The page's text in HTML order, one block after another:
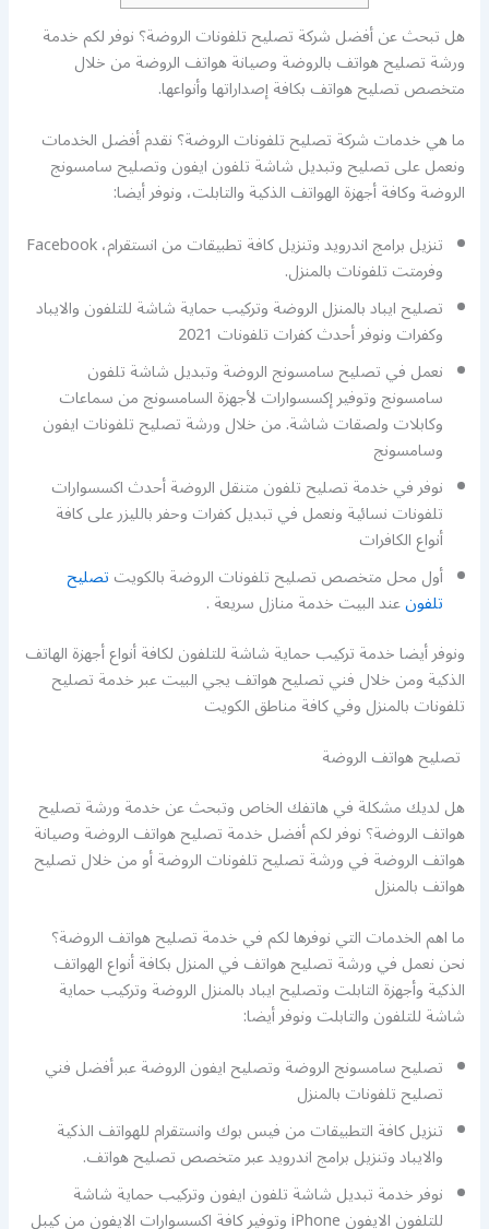
هل تبحث عن أفضل شركة تصليح تلفونات الروضة؟ نوفر لكم خدمة
ورشة تصليح هواتف بالروضة وصيانة هواتف الروضة من خلال
متخصص تصليح هواتف بكافة إصداراتها وأنواعها.
ما هي خدمات شركة تصليح تلفونات الروضة؟ نقدم أفضل الخدمات
ونعمل على تصليح وتبديل شاشة تلفون ايفون وتصليح سامسونج
الروضة وكافة أجهزة الهواتف الذكية والتابلت، ونوفر أيضا:
تنزيل برامج اندرويد وتنزيل كافة تطبيقات من انستقرام، Facebook
وفرمتت تلفونات بالمنزل.
تصليح ايباد بالمنزل الروضة وتركيب حماية شاشة للتلفون والايباد
وكفرات ونوفر أحدث كفرات تلفونات 2021
نعمل في تصليح سامسونج الروضة وتبديل شاشة تلفون
سامسونج وتوفير إكسسوارات لأجهزة السامسونج من سماعات
وكابلات ولصقات شاشة. من خلال ورشة تصليح تلفونات ايفون
وسامسونج
نوفر في خدمة تصليح تلفون متنقل الروضة أحدث اكسسوارات
تلفونات نسائية ونعمل في تبديل كفرات وحفر بالليزر على كافة
أنواع الكافرات
أول محل متخصص تصليح تلفونات الروضة بالكويتتصليح
تلفونعند البيت خدمة منازل سريعة .
ونوفر أيضا خدمة تركيب حماية شاشة للتلفون لكافة أنواع أجهزة الهاتف
الذكية ومن خلال فني تصليح هواتف يجي البيت عبر خدمة تصليح
تلفونات بالمنزل وفي كافة مناطق الكويت
تصليح هواتف الروضة
هل لديك مشكلة في هاتفك الخاص وتبحث عن خدمة ورشة تصليح
هواتف الروضة؟ نوفر لكم أفضل خدمة تصليح هواتف الروضة وصيانة
هواتف الروضة في ورشة تصليح تلفونات الروضة أو من خلال تصليح
هواتف بالمنزل
ما اهم الخدمات التي نوفرها لكم في خدمة تصليح هواتف الروضة؟
نحن نعمل في ورشة تصليح هواتف في المنزل بكافة أنواع الهواتف
الذكية وأجهزة التابلت وتصليح ايباد بالمنزل الروضة وتركيب حماية
شاشة للتلفون والتابلت ونوفر أيضا:
تصليح سامسونج الروضة وتصليح ايفون الروضة عبر أفضل فني
تصليح تلفونات بالمنزل
تنزيل كافة التطبيقات من فيس بوك وانستقرام للهواتف الذكية
والايباد وتنزيل برامج اندرويد عبر متخصص تصليح هواتف.
نوفر خدمة تبديل شاشة تلفون ايفون وتركيب حماية شاشة
للتلفون الايفون iPhone وتوفير كافة اكسسوارات الايفون من كيبل